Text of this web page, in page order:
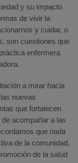
y su impacto
de vivir la
y cuidar, o
son cuestiones que
enfermera
a mirar hacia
nuevas
que fortalecen
acompañar a las
que nada
de la comunidad,
de la salud